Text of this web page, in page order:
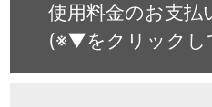
使用料金のお支
(※▼をクリックし